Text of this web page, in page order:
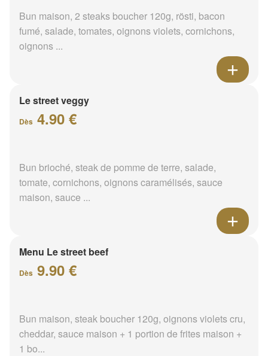
Bun maison, 2 steaks boucher 120g, rösti, bacon
fumé, salade, tomates, oignons violets, cornichons,
oignons ...
Le street veggy
Dès 4.90 €
Bun brioché, steak de pomme de terre, salade,
tomate, cornichons, oignons caramélisés, sauce
maison, sauce ...
Menu Le street beef
Dès 9.90 €
Bun maison, steak boucher 120g, oignons violets cru,
cheddar, sauce maison + 1 portion de frites maison +
1 bo...